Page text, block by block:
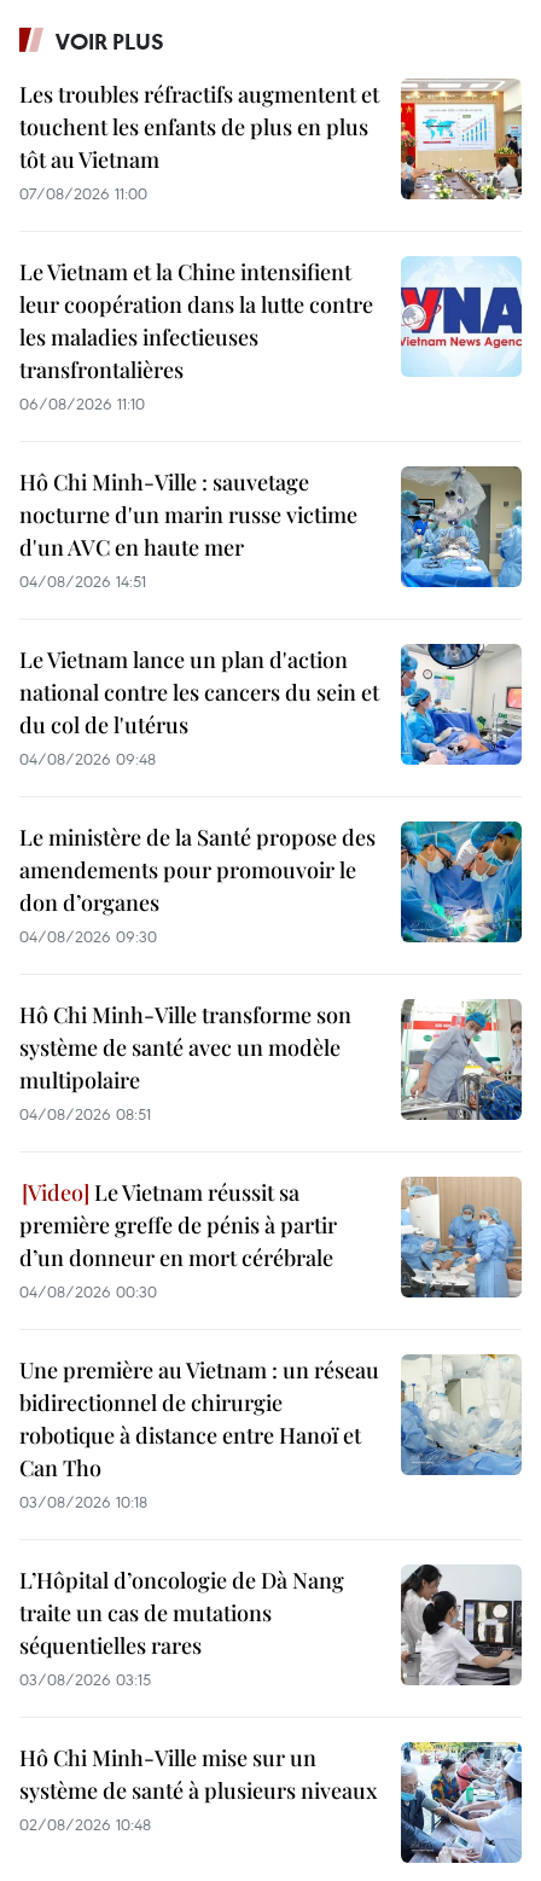
VOIR PLUS
Les troubles réfractifs augmentent et
touchent les enfants de plus en plus
tôt au Vietnam
07/08/2026 11:00
Le Vietnam et la Chine intensifient
leur coopération dans la lutte contre
les maladies infectieuses
transfrontalières
06/08/2026 11:10
Hô Chi Minh-Ville : sauvetage
nocturne d'un marin russe victime
d'un AVC en haute mer
04/08/2026 14:51
Le Vietnam lance un plan d'action
national contre les cancers du sein et
du col de l'utérus
04/08/2026 09:48
Le ministère de la Santé propose des
amendements pour promouvoir le
don d’organes
04/08/2026 09:30
Hô Chi Minh-Ville transforme son
système de santé avec un modèle
multipolaire
04/08/2026 08:51
Le Vietnam réussit sa
première greffe de pénis à partir
d’un donneur en mort cérébrale
04/08/2026 00:30
Une première au Vietnam : un réseau
bidirectionnel de chirurgie
robotique à distance entre Hanoï et
Can Tho
03/08/2026 10:18
L’Hôpital d’oncologie de Dà Nang
traite un cas de mutations
séquentielles rares
03/08/2026 03:15
Hô Chi Minh-Ville mise sur un
système de santé à plusieurs niveaux
02/08/2026 10:48